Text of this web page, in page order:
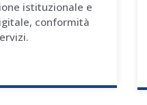
istituzionale e
conformità